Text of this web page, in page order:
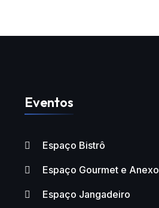
Eventos
Espaço Bistrô
Espaço Gourmet e Anexo
Espaço Jangadeiro